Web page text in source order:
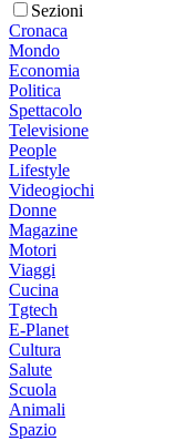
Sezioni
Cronaca
Mondo
Economia
Politica
Spettacolo
Televisione
People
Lifestyle
Videogiochi
Donne
Magazine
Motori
Viaggi
Cucina
Tgtech
E-Planet
Cultura
Salute
Scuola
Animali
Spazio